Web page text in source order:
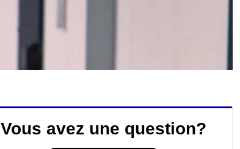
Vous avez une question?